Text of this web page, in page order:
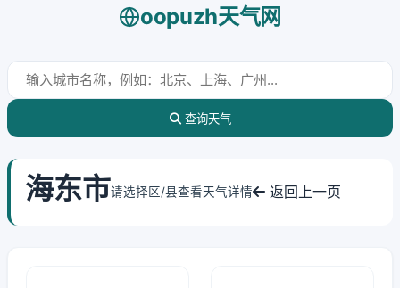
oopuzh天气网
查询天气
海东市请选择区/县查看天气详情 返回上一页